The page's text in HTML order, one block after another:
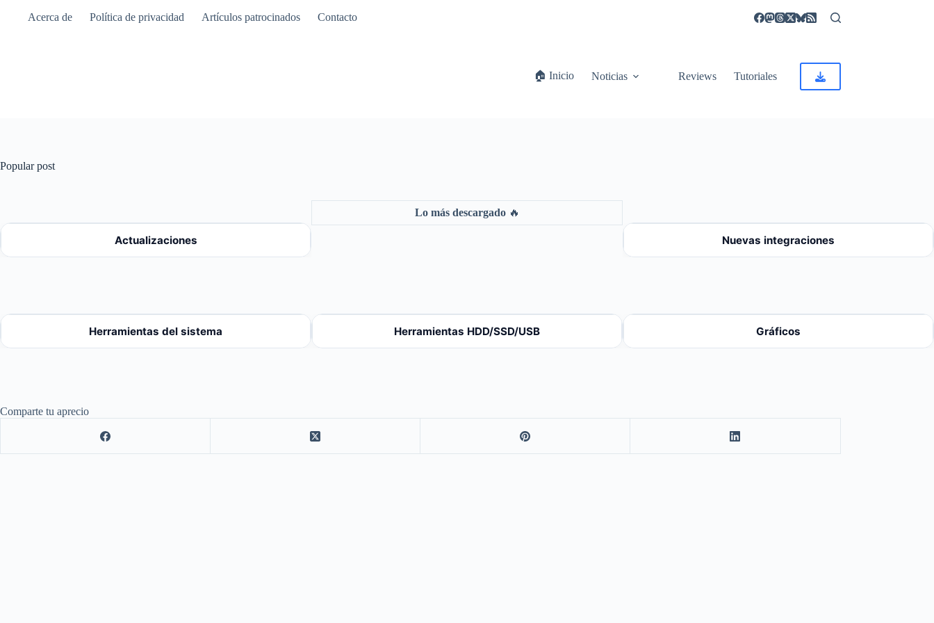
Acerca de Política de privacidad Artículos patrocinados Contacto
🏠 Inicio Noticias Reviews Tutoriales
Popular post
Actualizaciones
Lo más descargado🔥
Nuevas integraciones
Herramientas del sistema Herramientas HDD/SSD/USB Gráficos
Comparte tu aprecio